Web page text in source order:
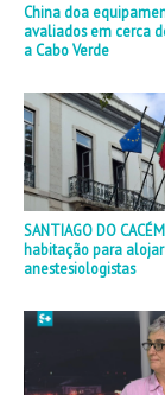
China doa
avaliados em cerca
a Cabo Verde
SANTIAGO DO
habitação para
anestesiologistas